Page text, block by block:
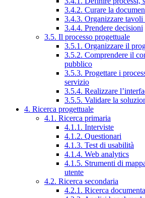
3.4.2. Curare la
3.4.3. Organizzare
3.4.4. Prendere decisioni
3.5. Il processo progettuale
3.5.1. Organizzare il
3.5.2. Comprendere il
pubblico
3.5.3. Progettare i
servizio
3.5.4. Realizzare
3.5.5. Validare la
4. Ricerca progettuale
4.1. Ricerca primaria
4.1.1. Interviste
4.1.2. Questionari
4.1.3. Test di usabilità
4.1.4. Web analytics
4.1.5. Strumenti di
utente
4.2. Ricerca secondaria
4.2.1. Ricerca